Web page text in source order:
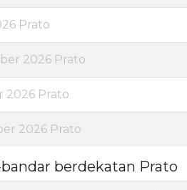
Prato
2026 Prato
2026 Prato
2026 Prato
berdekatan Prato